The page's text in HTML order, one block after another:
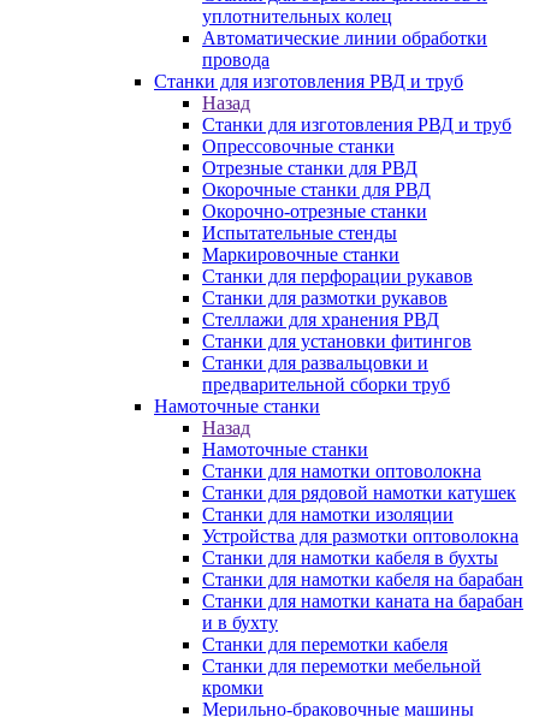
уплотнительных колец
Автоматические линии обработки
провода
Станки для изготовления РВД и труб
Назад
Станки для изготовления РВД и труб
Опрессовочные станки
Отрезные станки для РВД
Окорочные станки для РВД
Окорочно-отрезные станки
Испытательные стенды
Маркировочные станки
Станки для перфорации рукавов
Станки для размотки рукавов
Стеллажи для хранения РВД
Станки для установки фитингов
Станки для развальцовки и
предварительной сборки труб
Намоточные станки
Назад
Намоточные станки
Станки для намотки оптоволокна
Станки для рядовой намотки катушек
Станки для намотки изоляции
Устройства для размотки оптоволокна
Станки для намотки кабеля в бухты
Станки для намотки кабеля на барабан
Станки для намотки каната на барабан
и в бухту
Станки для перемотки кабеля
Станки для перемотки мебельной
кромки
Мерильно-браковочные машины